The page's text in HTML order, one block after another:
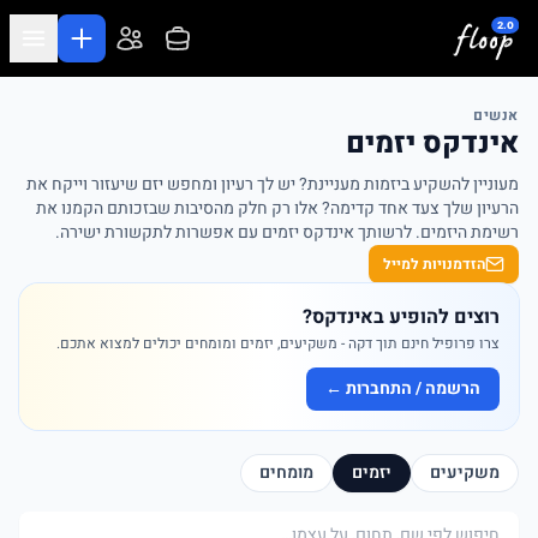
דלג לתוכן המרכזי
אנשים
אינדקס יזמים
מעוניין להשקיע ביזמות מעניינת? יש לך רעיון ומחפש יזם שיעזור וייקח את
הרעיון שלך צעד אחד קדימה? אלו רק חלק מהסיבות שבזכותם הקמנו את
רשימת היזמים. לרשותך אינדקס יזמים עם אפשרות לתקשורת ישירה.
הזדמנויות למייל
רוצים להופיע באינדקס?
צרו פרופיל חינם תוך דקה - משקיעים, יזמים ומומחים יכולים למצוא אתכם.
הרשמה / התחברות ←
משקיעים יזמים מומחים
חיפוש